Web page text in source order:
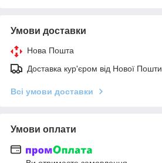
Умови доставки
Нова Пошта
Доставка кур'єром від Нової Пошти
Всі умови доставки
Умови оплати